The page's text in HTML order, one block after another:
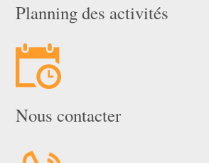
Planning des activités
Nous contacter